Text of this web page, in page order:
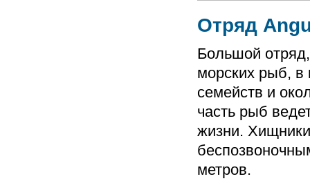
Отряд
Большой
морских рыб, в
семейств и
часть рыб
жизни.
метров.